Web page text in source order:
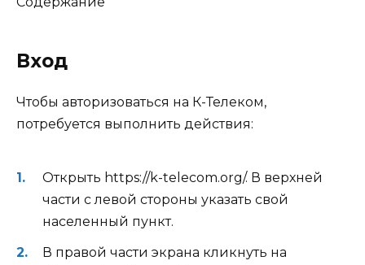
Вход
Чтобы авторизоваться на К-Телеком,
потребуется выполнить действия:
Открыть https://k-telecom.org/. В верхней
части с левой стороны указать свой
населенный пункт.
В правой части экрана кликнуть на